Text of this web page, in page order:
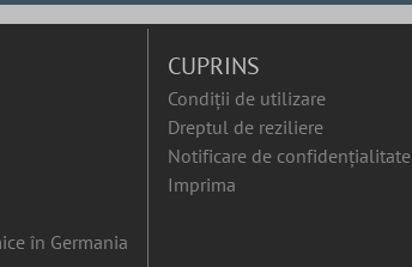
în Germania
CUPRINS
Condiții de utilizare
Dreptul de reziliere
Notificare de confidențialitate
Imprima